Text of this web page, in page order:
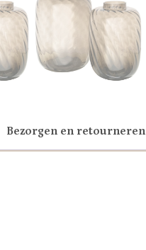
Bezorgen en retourneren